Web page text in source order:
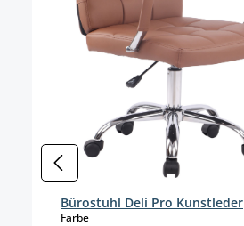
Bürostuhl Deli Pro Kunstleder
Farbeauswählen